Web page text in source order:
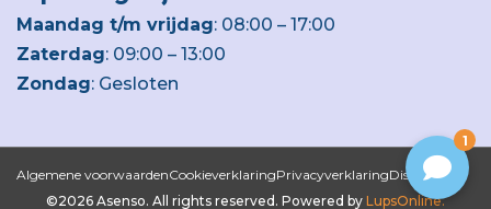
Maandag t/m vrijdag: 08:00 – 17:00
Zaterdag: 09:00 – 13:00
Zondag: Gesloten
©2026 Asenso. All rights reserved. Powered by LupsOnline.
Algemene voorwaardenCookieverklaringPrivacyverklaringDisclaimer
1